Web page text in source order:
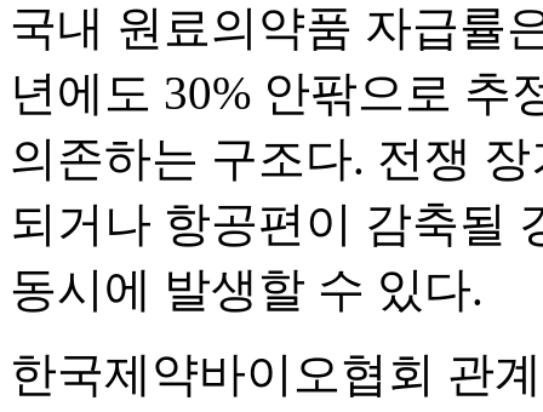
국내 원료의약품 자급률
년에도 30% 안팎으로 추
의존하는 구조다. 전쟁
되거나 항공편이 감축될
동시에 발생할 수 있다.
한국제약바이오협회 관